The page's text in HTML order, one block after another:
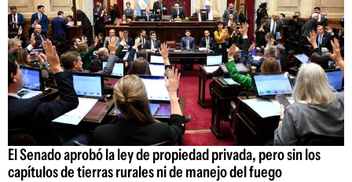
El Senado aprobó la ley de propiedad privada, pero sin los
capítulos de tierras rurales ni de manejo del fuego